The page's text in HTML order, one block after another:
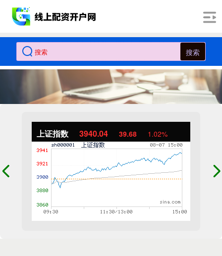
搜索
上证指数 3940.04 39.68 1.02%